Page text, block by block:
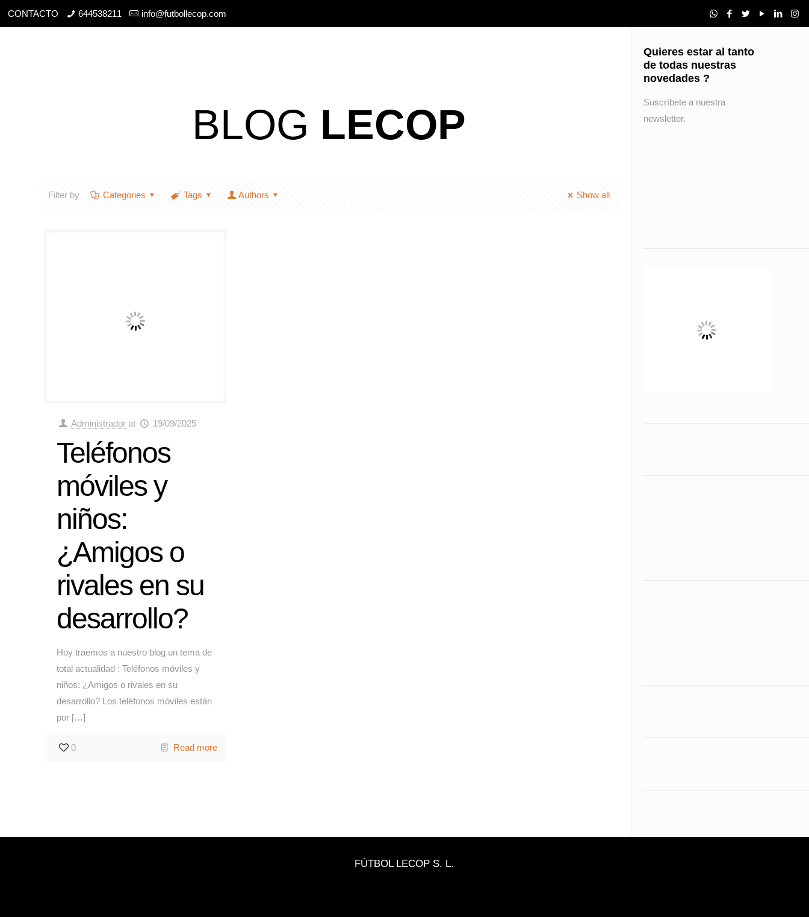
CONTACTO 644538211 info@futbollecop.com
BLOG LECOP
Filter by Categories Tags Authors Show all
Administrador at 19/09/2025
Teléfonos
móviles y
niños:
¿Amigos o
rivales en su
desarrollo?
Hoy traemos a nuestro blog un tema de
total actualidad : Teléfonos móviles y
niños: ¿Amigos o rivales en su
desarrollo? Los teléfonos móviles están
por […]
0 Read more
Quieres estar al tanto
de todas nuestras
novedades ?
Suscríbete a nuestra
newsletter.
FÚTBOL LECOP S. L.